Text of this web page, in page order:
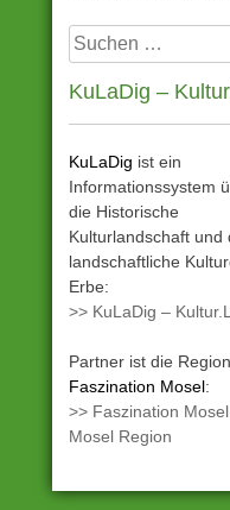
Suchen
nach:
KuLaDig –
KuLaDig ist ein
Informationssystem
die Historische
Kulturlandschaft und
landschaftliche
Erbe:
>> KuLaDig –
Partner ist die
Faszination Mosel:
>> Faszination
Mosel Region